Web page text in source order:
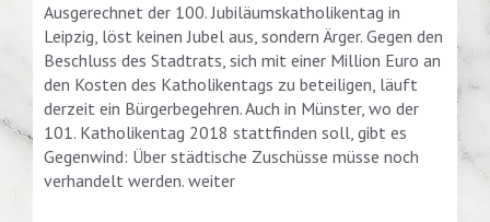
Ausgerechnet der 100. Jubiläumskatholikentag in
Leipzig, löst keinen Jubel aus, sondern Ärger. Gegen den
Beschluss des Stadtrats, sich mit einer Million Euro an
den Kosten des Katholikentags zu beteiligen, läuft
derzeit ein Bürgerbegehren. Auch in Münster, wo der
101. Katholikentag 2018 stattfinden soll, gibt es
Gegenwind: Über städtische Zuschüsse müsse noch
verhandelt werden. weiter